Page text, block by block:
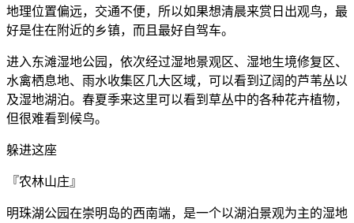
地理位置偏远，交通不便，所以如果想清晨来赏日出观鸟，最
好是住在附近的乡镇，而且最好自驾车。
进入东滩湿地公园，依次经过湿地景观区、湿地生境修复区、
水禽栖息地、雨水收集区几大区域，可以看到辽阔的芦苇丛以
及湿地湖泊。春夏季来这里可以看到草丛中的各种花卉植物，
但很难看到候鸟。
躲进这座
『农林山庄』
明珠湖公园在崇明岛的西南端，是一个以湖泊景观为主的湿地